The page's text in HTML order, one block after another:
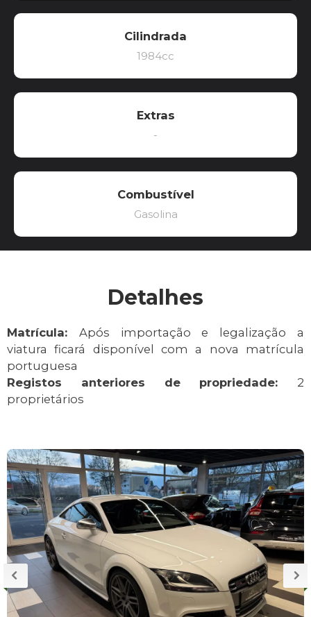
Cilindrada
1984cc
Extras
-
Combustível
Gasolina
Detalhes
Matrícula: Após importação e legalização a
viatura ficará disponível com a nova matrícula
portuguesa
Registos anteriores de propriedade: 2
proprietários